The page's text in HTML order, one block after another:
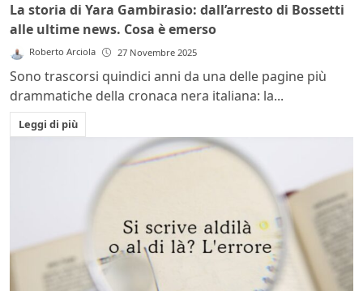
La storia di Yara Gambirasio: dall’arresto di Bossetti
alle ultime news. Cosa è emerso
Roberto Arciola 27 Novembre 2025
Sono trascorsi quindici anni da una delle pagine più
drammatiche della cronaca nera italiana: la...
Leggi di più